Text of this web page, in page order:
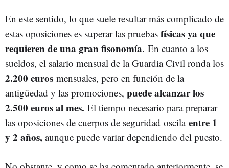
En este sentido, lo que suele resultar más complicado de
estas oposiciones es superar las pruebas físicas ya que
requieren de una gran fisonomía. En cuanto a los
sueldos, el salario mensual de la Guardia Civil ronda los
2.200 euros mensuales, pero en función de la
antigüedad y las promociones, puede alcanzar los
2.500 euros al mes. El tiempo necesario para preparar
las oposiciones de cuerpos de seguridad oscila entre 1
y 2 años, aunque puede variar dependiendo del puesto.